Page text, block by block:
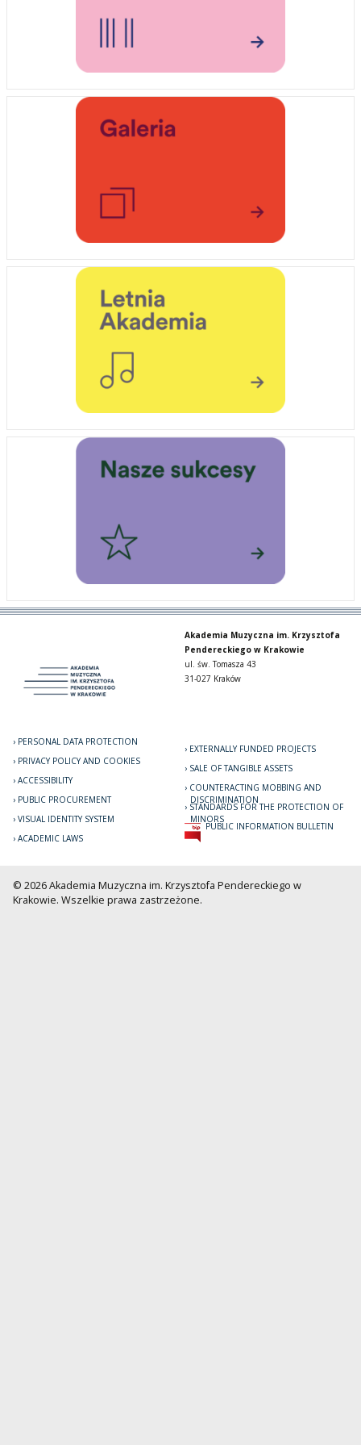
Akademia Muzyczna im. Krzysztofa
Pendereckiego w Krakowie
ul. św. Tomasza 43
31-027 Kraków
PERSONAL DATA PROTECTION
PRIVACY POLICY AND COOKIES
ACCESSIBILITY
PUBLIC PROCUREMENT
VISUAL IDENTITY SYSTEM
ACADEMIC LAWS
EXTERNALLY FUNDED PROJECTS
SALE OF TANGIBLE ASSETS
COUNTERACTING MOBBING AND
DISCRIMINATION
STANDARDS FOR THE PROTECTION OF
MINORS
PUBLIC INFORMATION BULLETIN
© 2026 Akademia Muzyczna im. Krzysztofa Pendereckiego w
Krakowie. Wszelkie prawa zastrzeżone.